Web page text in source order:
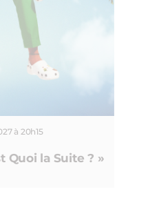
à 20h15
Quoi la Suite ? »